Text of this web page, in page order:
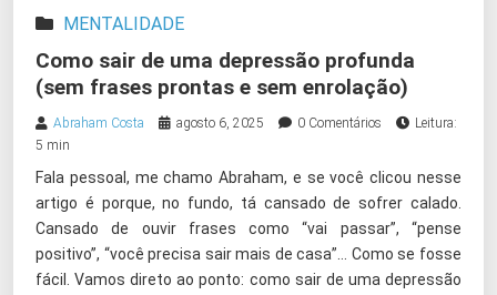
MENTALIDADE
Como sair de uma depressão profunda
(sem frases prontas e sem enrolação)
Abraham Costa agosto 6, 2025 0 Comentários
Leitura:
5 min
Fala pessoal, me chamo Abraham, e se você clicou nesse
artigo é porque, no fundo, tá cansado de sofrer calado.
Cansado de ouvir frases como “vai passar”, “pense
positivo”, “você precisa sair mais de casa”… Como se fosse
fácil. Vamos direto ao ponto: como sair de uma depressão